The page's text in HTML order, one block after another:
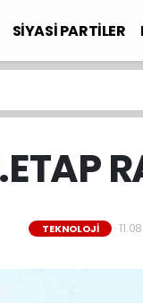
SİYASİ PARTİLER
TEKNOLOJİ